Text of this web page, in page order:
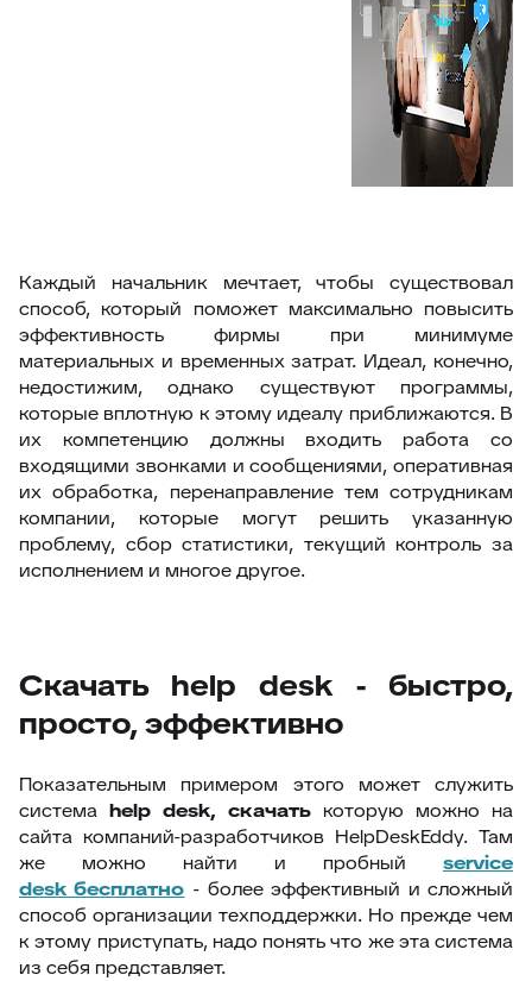
Каждый начальник мечтает, чтобы существовал
способ, который поможет максимально повысить
эффективность фирмы при минимуме
материальных и временных затрат. Идеал, конечно,
недостижим, однако существуют программы,
которые вплотную к этому идеалу приближаются. В
их компетенцию должны входить работа со
входящими звонками и сообщениями, оперативная
их обработка, перенаправление тем сотрудникам
компании, которые могут решить указанную
проблему, сбор статистики, текущий контроль за
исполнением и многое другое.
Скачать help desk - быстро,
просто, эффективно
Показательным примером этого может служить
система help desk, скачать которую можно на
сайта компаний-разработчиков HelpDeskEddy. Там
же можно найти и пробный
service
deskбесплатно - более эффективный и сложный
способ организации техподдержки. Но прежде чем
к этому приступать, надо понять что же эта система
из себя представляет.